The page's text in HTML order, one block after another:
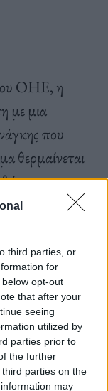
third parties, or
for
opt-out
that after your
seeing
utilized by
parties prior to
the further
parties on the
may
ΟΗΕ, η
με μια
που
θερμαίνεται
να
και η
σε
με τον
συνεχίζει να
νερό μας.